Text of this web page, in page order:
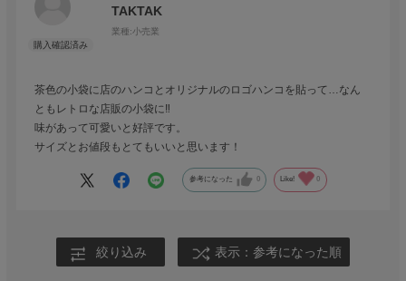
TAKTAK
業種:小売業
茶色の小袋に店のハンコとオリジナルのロゴハンコを貼って…なん
ともレトロな店販の小袋に‼️
味があって可愛いと好評です。
サイズとお値段もとてもいいと思います！
参考になった 0 Like! 0
絞り込み 表示：参考になった順